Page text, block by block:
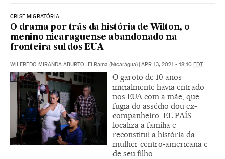
CRISE MIGRATÓRIA
O drama por trás da história de Wilton, o
menino nicaraguense abandonado na
fronteira sul dos EUA
WILFREDO MIRANDA ABURTO | El Rama (Nicarágua) | APR 13, 2021 - 18:10 EDT
O garoto de 10 anos
inicialmente havia entrado
nos EUA com a mãe, que
fugia do assédio dou ex-
companheiro. EL PAÍS
localiza a família e
reconstitui a história da
mulher centro-americana e
de seu filho